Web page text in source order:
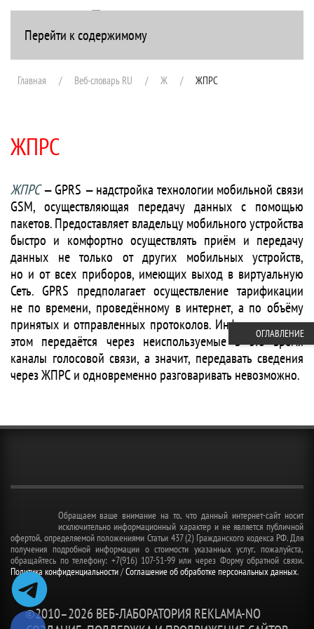
Перейти к содержимому+7(916) 107-51-99
Главная Веб-словарь RU Ж ЖПРС
ЖПРС
ЖПРС— GPRS — надстройка технологии мобильной связи
GSM, осуществляющая передачу данных с помощью
пакетов. Предоставляет владельцу мобильного устройства
быстро и комфортно осуществлять приём и передачу
данных не только от других мобильных устройств,
но и от всех приборов, имеющих выход в виртуальную
Сеть. GPRS предполагает осуществление тарификации
не по времени, проведённому в интернет, а по объёму
принятых и отправленных протоколов. Информация при
этом передаётся через неиспользуемые в это время
каналы голосовой связи, а значит, передавать сведения
через ЖПРС и одновременно разговаривать невозможно.
Обращаем ваше внимание на то, что данный интернет-сайт носит
исключительно информационный характер и не является публичной
офертой, определяемой положениями Статьи 437 (2) Гражданского кодекса РФ. Для
получения подробной информации о стоимости указанных услуг, пожалуйста,
обращайтесь по телефону: +7(916) 107-51-99 или через Форму обратной связи.
Политика конфиденциальности/Соглашение об обработке персональных данных.
©2010–2026 ВЕБ-ЛАБОРАТОРИЯ REKLAMA-NO
ОГЛАВЛЕНИЕ